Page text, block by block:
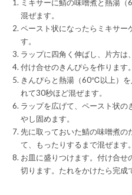
ミキサーに鯖の味噌煮と熱湯
混ぜます。
ペースト状になったらミキサー
す。
ラップに四角く伸ばし、片方は
付け合せのきんぴらを作ります。
きんぴらと熱湯（60℃以上）
れて30秒ほど混ぜます。
ラップを広げて、ペースト状の
やし固めます。
先に取っておいた鯖の味噌煮の
て、もったりするまで混ぜます。
お皿に盛りつけます。付け合せ
切ります。たれをかけたら完成